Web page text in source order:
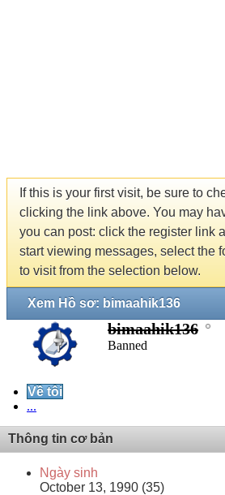
If this is your first visit, be sure to
clicking the link above. You may
you can post: click the register link
start viewing messages, select the
to visit from the selection below.
Xem Hồ sơ: bimaahik136
bimaahik136
Banned
Về tôi
...
Thông tin cơ bản
Ngày sinh
October 13, 1990 (35)